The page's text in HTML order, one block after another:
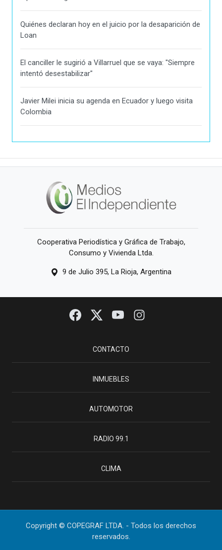
Quiénes declaran hoy en el juicio por la desaparición de
Loan
El canciller le sugirió a Villarruel que se vaya: "Siempre
intentó desestabilizar"
Javier Milei inicia su agenda en Ecuador y luego visita
Colombia
Cooperativa Periodística y Gráfica de Trabajo,
Consumo y Vivienda Ltda.
9 de Julio 395, La Rioja, Argentina
CONTACTO
INMUEBLES
AUTOMOTOR
RADIO 99.1
CLIMA
Copyright © COPEGRAF LTDA. - Todos los derechos
reservados.